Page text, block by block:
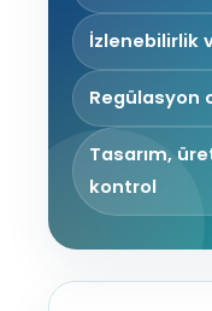
İzlenebilirlik
Regülasyon
Tasarım,
kontrol